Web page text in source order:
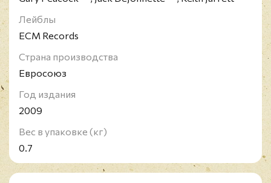
Лейблы
ECM Records
Страна производства
Евросоюз
Год издания
2009
Вес в упаковке (кг)
0.7